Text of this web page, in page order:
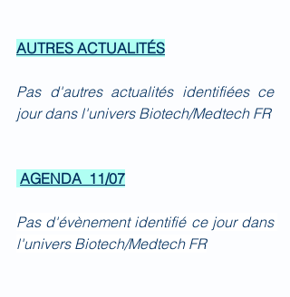
AUTRES ACTUALITÉS
Pas d'autres actualités identifiées ce
jour dans l'univers Biotech/Medtech FR
AGENDA  11/07
Pas d'évènement identifié ce jour dans
l'univers Biotech/Medtech FR